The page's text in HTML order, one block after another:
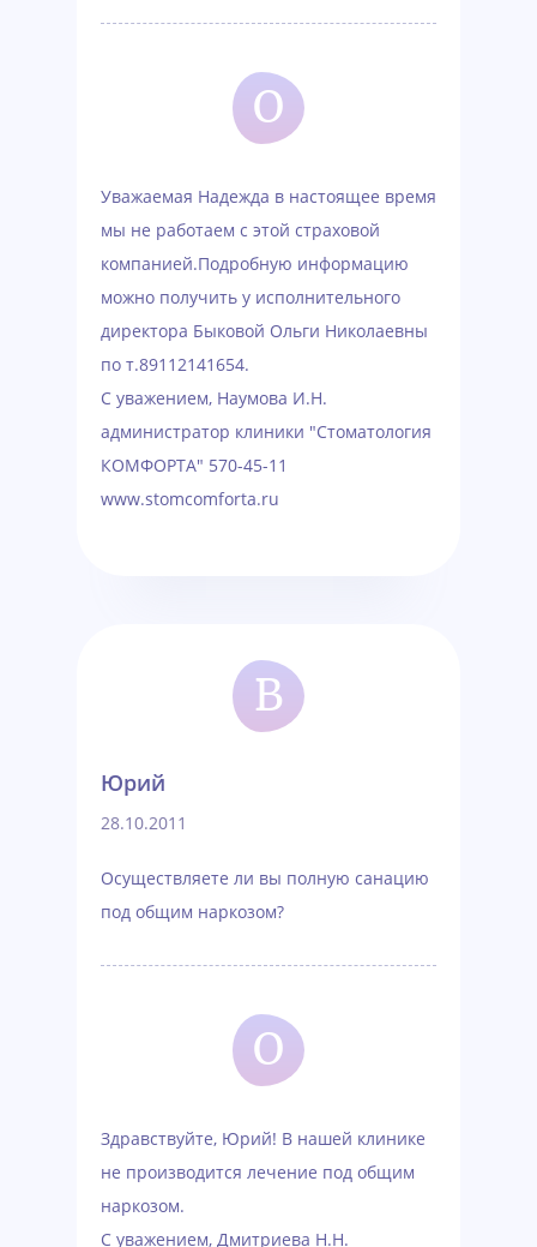
О
Уважаемая Надежда в настоящее время
мы не работаем с этой страховой
компанией.Подробную информацию
можно получить у исполнительного
директора Быковой Ольги Николаевны
по т.89112141654.
С уважением, Наумова И.Н.
администратор клиники "Стоматология
КОМФОРТА" 570-45-11
www.stomcomforta.ru
В
Юрий
28.10.2011
Осуществляете ли вы полную санацию
под общим наркозом?
О
Здравствуйте, Юрий! В нашей клинике
не производится лечение под общим
наркозом.
С уважением, Дмитриева Н.Н.